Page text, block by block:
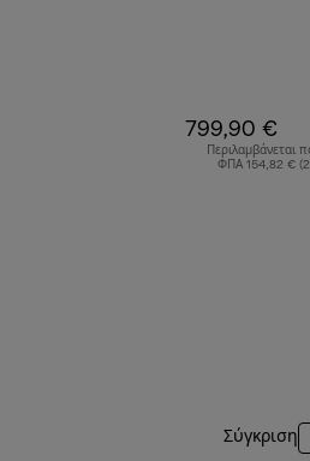
799,90 €
Περιλαμβάνεται
ΦΠΑ 154,82 €
Σύγκριση